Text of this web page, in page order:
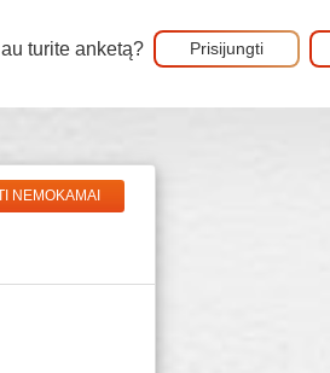
Prisijungti
turite anketą?
NEMOKAMAI